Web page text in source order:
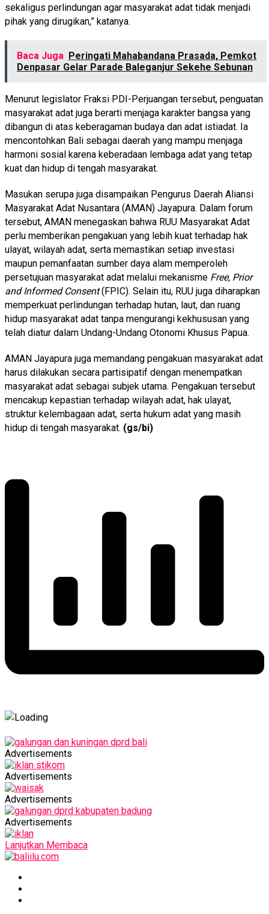
sekaligus perlindungan agar masyarakat adat tidak menjadi
pihak yang dirugikan,” katanya.
Baca Juga Peringati Mahabandana Prasada, Pemkot
Denpasar Gelar Parade Baleganjur Sekehe Sebunan
Menurut legislator Fraksi PDI-Perjuangan tersebut, penguatan
masyarakat adat juga berarti menjaga karakter bangsa yang
dibangun di atas keberagaman budaya dan adat istiadat. Ia
mencontohkan Bali sebagai daerah yang mampu menjaga
harmoni sosial karena keberadaan lembaga adat yang tetap
kuat dan hidup di tengah masyarakat.
Masukan serupa juga disampaikan Pengurus Daerah Aliansi
Masyarakat Adat Nusantara (AMAN) Jayapura. Dalam forum
tersebut, AMAN menegaskan bahwa RUU Masyarakat Adat
perlu memberikan pengakuan yang lebih kuat terhadap hak
ulayat, wilayah adat, serta memastikan setiap investasi
maupun pemanfaatan sumber daya alam memperoleh
persetujuan masyarakat adat melalui mekanisme Free, Prior
and Informed Consent(FPIC). Selain itu, RUU juga diharapkan
memperkuat perlindungan terhadap hutan, laut, dan ruang
hidup masyarakat adat tanpa mengurangi kekhususan yang
telah diatur dalam Undang-Undang Otonomi Khusus Papua.
AMAN Jayapura juga memandang pengakuan masyarakat adat
harus dilakukan secara partisipatif dengan menempatkan
masyarakat adat sebagai subjek utama. Pengakuan tersebut
mencakup kepastian terhadap wilayah adat, hak ulayat,
struktur kelembagaan adat, serta hukum adat yang masih
hidup di tengah masyarakat. (gs/bi)
Advertisements
Advertisements
Advertisements
Advertisements
Lanjutkan Membaca